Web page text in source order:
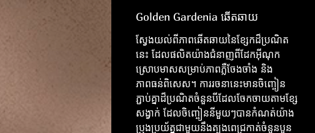
Golden Gardenia ឆើតឆាយ
ស្វែងយល់ពីភាពឆើតឆាយនៃខ្សែកដ៏ប្រណិត
នេះ ដែលផលិតយ៉ាងជំនាញពីដែកអ៊ីណុក
ស្រោបមាសសម្រាប់ភាពភ្លឺចែងចាំង និង
ភាពធន់ពិសេស។ ការរចនានេះមានចិញ្ចៀន
ភ្ជាប់គ្នាដ៏ប្រណិតចំនួនបីដែលចែកចាយតាមខ្សែ
សង្វាក់ ដែលចិញ្ចៀននីមួយៗបានកំណត់យ៉ាង
ប្រុងប្រយ័ត្នជាមួយនឹងត្បូងពេជ្រកាត់ចំនួនបួន